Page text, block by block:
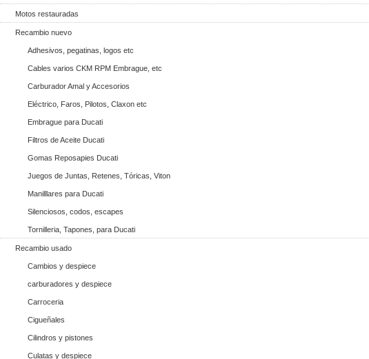
Motos restauradas
Recambio nuevo
Adhesivos, pegatinas, logos etc
Cables varios CKM RPM Embrague, etc
Carburador Amal y Accesorios
Eléctrico, Faros, Pilotos, Claxon etc
Embrague para Ducati
Filtros de Aceite Ducati
Gomas Reposapies Ducati
Juegos de Juntas, Retenes, Tóricas, Viton
Manilllares para Ducati
Silenciosos, codos, escapes
Tornilleria, Tapones, para Ducati
Recambio usado
Cambios y despiece
carburadores y despiece
Carroceria
Cigueñales
Cilindros y pistones
Culatas y despiece